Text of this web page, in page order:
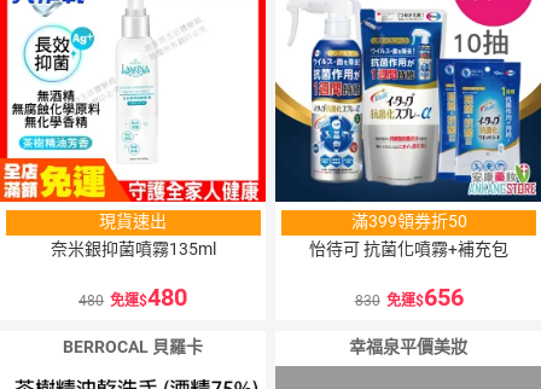
現貨速出
奈米銀抑菌噴霧135ml
480 免運 480
滿399領券折50
怡待可 抗菌化噴霧+補充包
830 免運 656
BERROCAL 貝羅卡 幸福泉平價美妝